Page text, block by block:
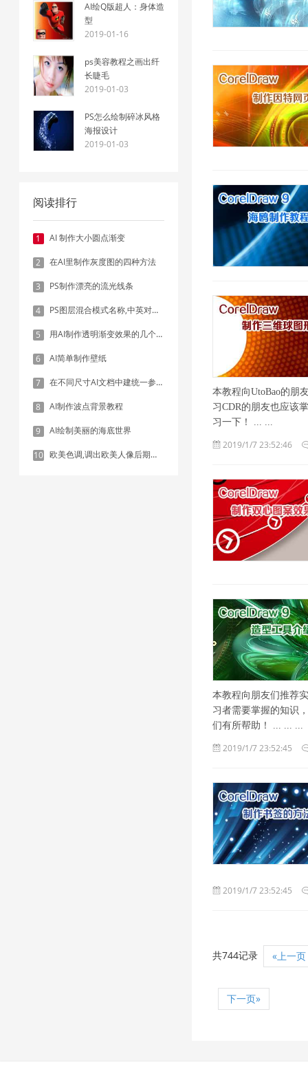
AI绘Q版超人：身体造
型
2019-01-16
ps美容教程之画出纤
长睫毛
2019-01-03
PS怎么绘制碎冰风格
海报设计
2019-01-03
阅读排行
1 AI 制作大小圆点渐变
2 在AI里制作灰度图的四种方法
3 PS制作漂亮的流光线条
4 PS图层混合模式名称,中英对照表
5 用AI制作透明渐变效果的几个方法
6 AI简单制作壁纸
7 在不同尺寸AI文档中建统一参考线 - 方法1：对齐和分布
8 AI制作波点背景教程
9 AI绘制美丽的海底世界
10 欧美色调,调出欧美人像后期色调实例
本教程向UtoBao的朋
习CDR的朋友也应该
习一下！ ... ...
2019/1/7 23:52:46
本教程向朋友们推荐
习者需要掌握的知识
们有所帮助！ ... ... ...
2019/1/7 23:52:45
2019/1/7 23:52:45
共744记录 «上一页
下一页»